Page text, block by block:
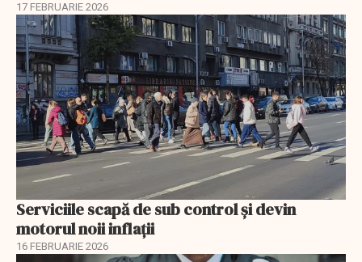
17 FEBRUARIE 2026
Serviciile scapă de sub control și devin
motorul noii inflații
16 FEBRUARIE 2026